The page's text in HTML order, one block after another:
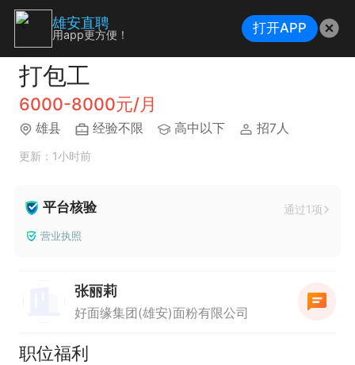
打包工
6000-8000元/月
雄县 经验不限 高中以下 招7人
更新：1小时前
平台核验 通过1项
营业执照
张丽莉
好面缘集团(雄安)面粉有限公司
职位福利
雄安直聘
用app更方便！ 打开APP